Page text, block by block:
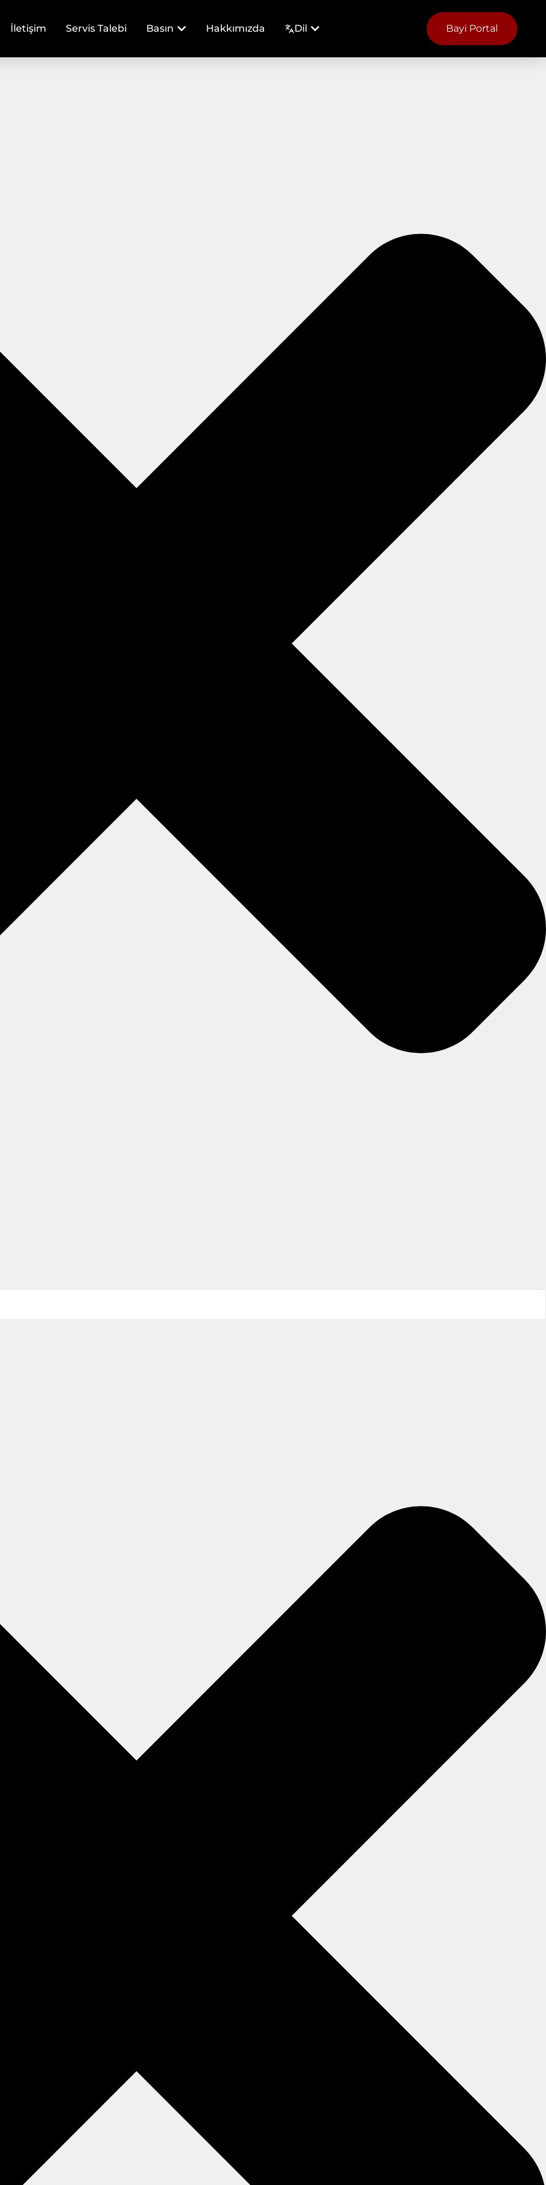
İletişim Servis Talebi Basın Hakkımızda Dil Bayi Portal